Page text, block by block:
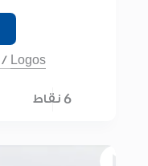
/ Logos
6 نقاط